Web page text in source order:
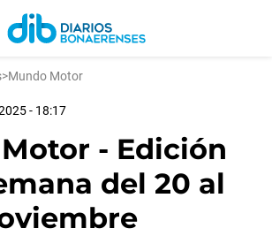
>Mundo Motor
- 18:17
- Edición
del 20 al